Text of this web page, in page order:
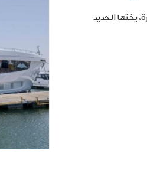
يختها الجديد